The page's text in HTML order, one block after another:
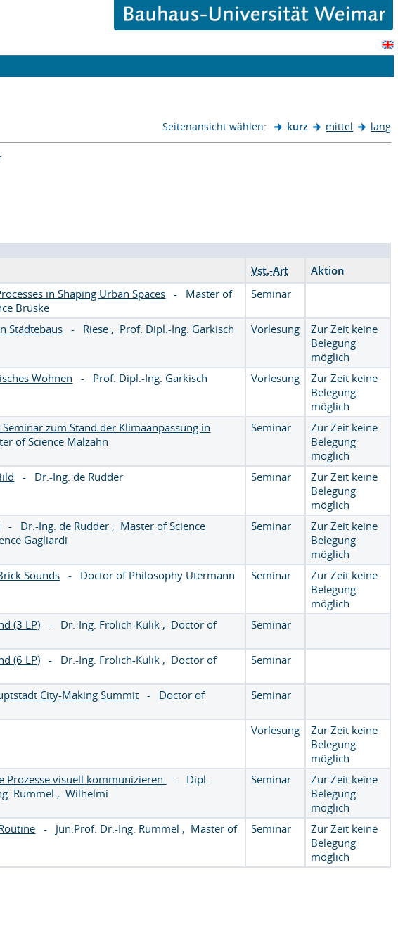
Seitenansicht wählen: kurz mittel lang
Vst.-Art
Aktion
in Shaping Urban Spaces - Master of
Brüske
Seminar
Städtebaus - Riese , Prof. Dipl.-Ing. Garkisch
Vorlesung
Zur Zeit keine
Belegung
möglich
Wohnen - Prof. Dipl.-Ing. Garkisch Vorlesung
Zur Zeit keine
Belegung
möglich
zum Stand der Klimaanpassung in
of Science Malzahn
Seminar
Zur Zeit keine
Belegung
möglich
- Dr.-Ing. de Rudder Seminar
Zur Zeit keine
Belegung
möglich
- Dr.-Ing. de Rudder , Master of Science
Gagliardi
Seminar
Zur Zeit keine
Belegung
möglich
Sounds - Doctor of Philosophy Utermann
Seminar
Zur Zeit keine
Belegung
möglich
(3 LP) - Dr.-Ing. Frölich-Kulik , Doctor of
Seminar
(6 LP) - Dr.-Ing. Frölich-Kulik , Doctor of
Seminar
City-Making Summit - Doctor of
Seminar
Vorlesung
Zur Zeit keine
Belegung
möglich
Prozesse visuell kommunizieren. - Dipl.-
Rummel ,Wilhelmi
Seminar
Zur Zeit keine
Belegung
möglich
- Jun.Prof. Dr.-Ing. Rummel , Master of
Seminar
Zur Zeit keine
Belegung
möglich